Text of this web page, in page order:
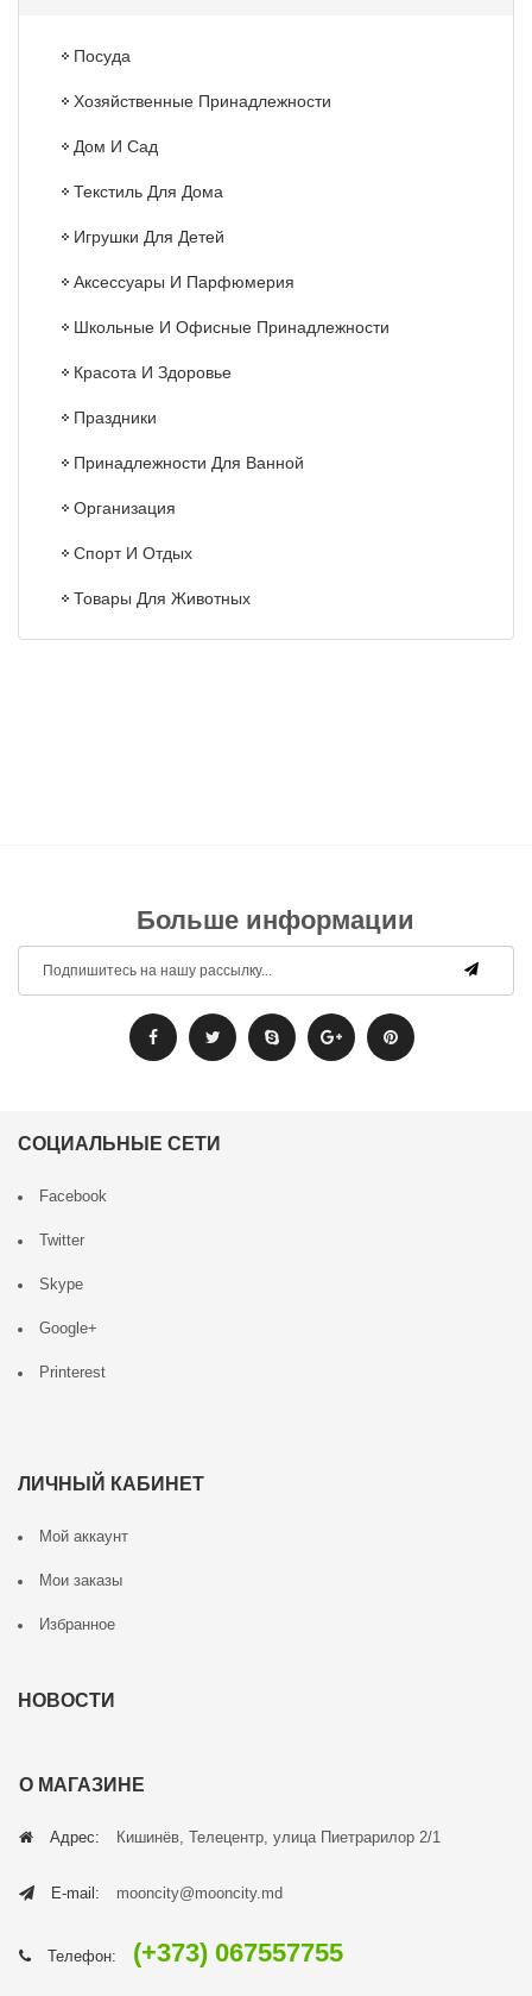
Посуда
Хозяйственные Принадлежности
Дом И Сад
Текстиль Для Дома
Игрушки Для Детей
Аксессуары И Парфюмерия
Школьные И Офисные Принадлежности
Красота И Здоровье
Праздники
Принадлежности Для Ванной
Организация
Спорт И Отдых
Товары Для Животных
Больше информации
СОЦИАЛЬНЫЕ СЕТИ
Facebook
Twitter
Skype
Google+
Printerest
ЛИЧНЫЙ КАБИНЕТ
Мой аккаунт
Мои заказы
Избранное
НОВОСТИ
О МАГАЗИНЕ
Адрес: Кишинёв, Телецентр, улица Пиетрарилор 2/1
E-mail: mooncity@mooncity.md
Телефон: (+373) 067557755